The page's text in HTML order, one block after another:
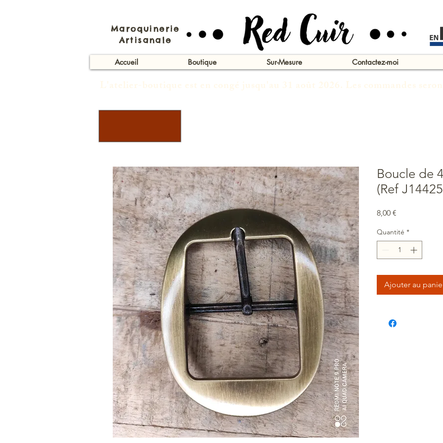
Accueil Boutique Sur-Mesure Contactez-moi
Maroquinerie
Artisanale
L'atelier-boutique est en congé jusqu'au 31 août 2026. Les commandes
Boucle de
(Ref
8,00 €
Quantité *
Ajouter au